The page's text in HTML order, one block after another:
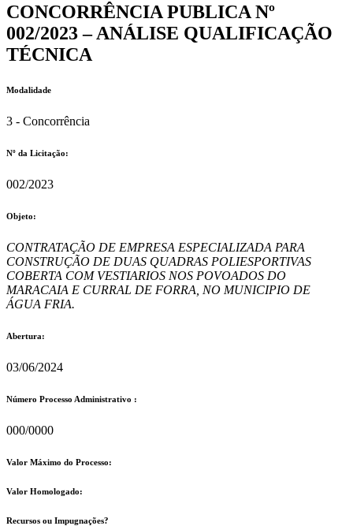
CONCORRÊNCIA PUBLICA Nº
002/2023 – ANÁLISE QUALIFICAÇÃO
TÉCNICA
Modalidade
3 - Concorrência
Nº da Licitação: ​​
002/2023
Objeto:
CONTRATAÇÃO DE EMPRESA ESPECIALIZADA PARA
CONSTRUÇÃO DE DUAS QUADRAS POLIESPORTIVAS
COBERTA COM VESTIARIOS NOS POVOADOS DO
MARACAIA E CURRAL DE FORRA, NO MUNICIPIO DE
ÁGUA FRIA.
Abertura:
03/06/2024
Número Processo Administrativo :
000/0000
Valor Máximo do Processo: ​
Valor Homologado: ​
Recursos ou Impugnações? ​